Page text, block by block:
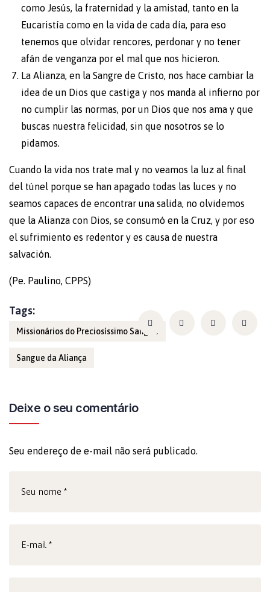
como Jesús, la fraternidad y la amistad, tanto en la
Eucaristía como en la vida de cada día, para eso
tenemos que olvidar rencores, perdonar y no tener
afán de venganza por el mal que nos hicieron.
La Alianza, en la Sangre de Cristo, nos hace cambiar la
idea de un Dios que castiga y nos manda al infierno por
no cumplir las normas, por un Dios que nos ama y que
buscas nuestra felicidad, sin que nosotros se lo
pidamos.
Cuando la vida nos trate mal y no veamos la luz al final
del túnel porque se han apagado todas las luces y no
seamos capaces de encontrar una salida, no olvidemos
que la Alianza con Dios, se consumó en la Cruz, y por eso
el sufrimiento es redentor y es causa de nuestra
salvación.
(Pe. Paulino, CPPS)
Tags:
Missionários do Preciosíssimo Sangue
Sangue da Aliança
Deixe o seu comentário
Seu endereço de e-mail não será publicado.